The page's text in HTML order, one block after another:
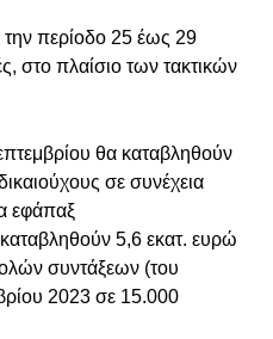
την περίοδο 25 έως 29
στο πλαίσιο των τακτικών
θα καταβληθούν
σε συνέχεια
εφάπαξ
5,6 εκατ. ευρώ
συντάξεων (του
2023 σε 15.000